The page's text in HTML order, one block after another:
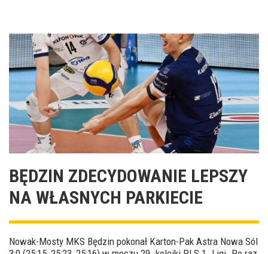
BĘDZIN ZDECYDOWANIE LEPSZY
NA WŁASNYCH PARKIECIE
Nowak-Mosty MKS Będzin pokonał Karton-Pak Astra Nowa Sól